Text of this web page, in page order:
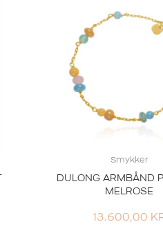
Smykker
DULONG ARMBÅND
MELROSE
13.600,00